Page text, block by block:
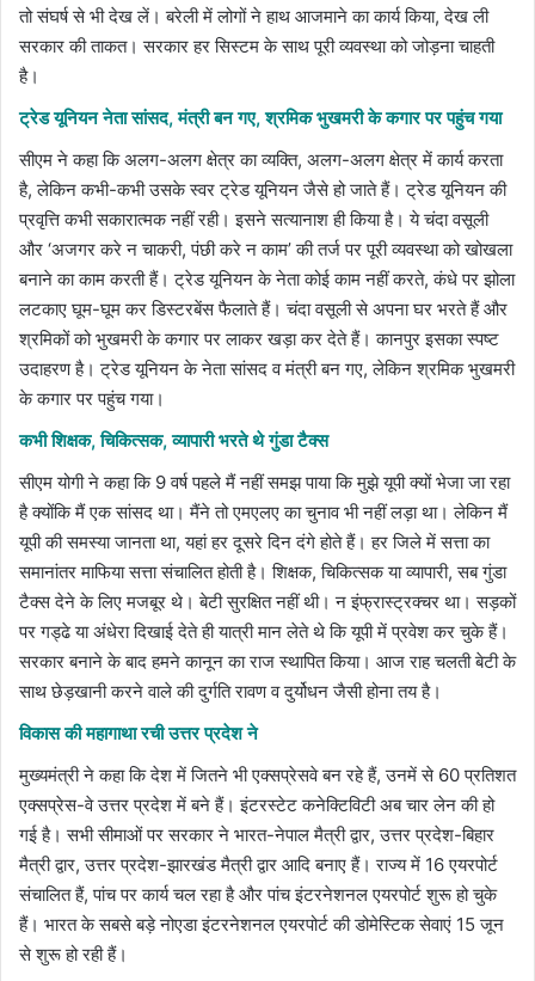
तो संघर्ष से भी देख लें। बरेली में लोगों ने हाथ आजमाने का कार्य किया, देख ली
सरकार की ताकत। सरकार हर सिस्टम के साथ पूरी व्यवस्था को जोड़ना चाहती
है।
ट्रेड यूनियन नेता सांसद, मंत्री बन गए, श्रमिक भुखमरी के कगार पर पहुंच गया
सीएम ने कहा कि अलग-अलग क्षेत्र का व्यक्ति, अलग-अलग क्षेत्र में कार्य करता
है, लेकिन कभी-कभी उसके स्वर ट्रेड यूनियन जैसे हो जाते हैं। ट्रेड यूनियन की
प्रवृत्ति कभी सकारात्मक नहीं रही। इसने सत्यानाश ही किया है। ये चंदा वसूली
और ‘अजगर करे न चाकरी, पंछी करे न काम’ की तर्ज पर पूरी व्यवस्था को खोखला
बनाने का काम करती हैं। ट्रेड यूनियन के नेता कोई काम नहीं करते, कंधे पर झोला
लटकाए घूम-घूम कर डिस्टरबेंस फैलाते हैं। चंदा वसूली से अपना घर भरते हैं और
श्रमिकों को भुखमरी के कगार पर लाकर खड़ा कर देते हैं। कानपुर इसका स्पष्ट
उदाहरण है। ट्रेड यूनियन के नेता सांसद व मंत्री बन गए, लेकिन श्रमिक भुखमरी
के कगार पर पहुंच गया।
कभी शिक्षक, चिकित्सक, व्यापारी भरते थे गुंडा टैक्स
सीएम योगी ने कहा कि 9 वर्ष पहले मैं नहीं समझ पाया कि मुझे यूपी क्यों भेजा जा रहा
है क्योंकि मैं एक सांसद था। मैंने तो एमएलए का चुनाव भी नहीं लड़ा था। लेकिन मैं
यूपी की समस्या जानता था, यहां हर दूसरे दिन दंगे होते हैं। हर जिले में सत्ता का
समानांतर माफिया सत्ता संचालित होती है। शिक्षक, चिकित्सक या व्यापारी, सब गुंडा
टैक्स देने के लिए मजबूर थे। बेटी सुरक्षित नहीं थी। न इंफ्रास्ट्रक्चर था। सड़कों
पर गड्ढे या अंधेरा दिखाई देते ही यात्री मान लेते थे कि यूपी में प्रवेश कर चुके हैं।
सरकार बनाने के बाद हमने कानून का राज स्थापित किया। आज राह चलती बेटी के
साथ छेड़खानी करने वाले की दुर्गति रावण व दुर्योधन जैसी होना तय है।
विकास की महागाथा रची उत्तर प्रदेश ने
मुख्यमंत्री ने कहा कि देश में जितने भी एक्सप्रेसवे बन रहे हैं, उनमें से 60 प्रतिशत
एक्सप्रेस-वे उत्तर प्रदेश में बने हैं। इंटरस्टेट कनेक्टिविटी अब चार लेन की हो
गई है। सभी सीमाओं पर सरकार ने भारत-नेपाल मैत्री द्वार, उत्तर प्रदेश-बिहार
मैत्री द्वार, उत्तर प्रदेश-झारखंड मैत्री द्वार आदि बनाए हैं। राज्य में 16 एयरपोर्ट
संचालित हैं, पांच पर कार्य चल रहा है और पांच इंटरनेशनल एयरपोर्ट शुरू हो चुके
हैं। भारत के सबसे बड़े नोएडा इंटरनेशनल एयरपोर्ट की डोमेस्टिक सेवाएं 15 जून
से शुरू हो रही हैं।